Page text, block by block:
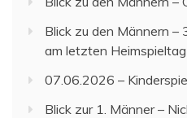
Blick zu den Männern
am letzten Heimspieltag
07.06.2026 –
Blick zur 1. Männer –